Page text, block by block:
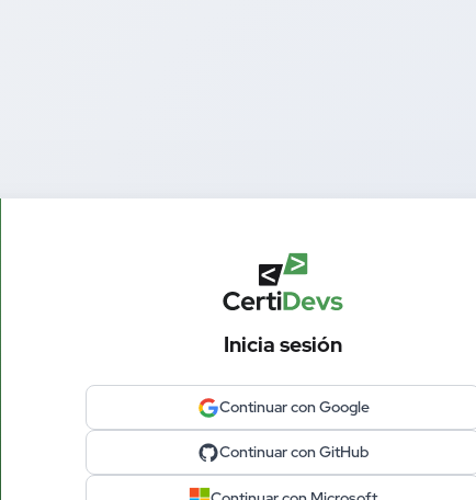
Inicia sesión
Continuar con Google
Continuar con GitHub